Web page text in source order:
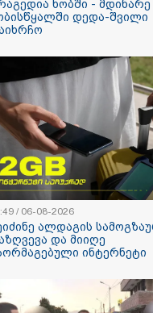
- კურიერის
და ჩაშლილი
შედეგად
და
25%-ით
- რას
15:49 /
ხობში - მდინარე
დედა-შვილი
/ 06-08-2026
ალდაგის
და მიიღე
ინტერნეტი